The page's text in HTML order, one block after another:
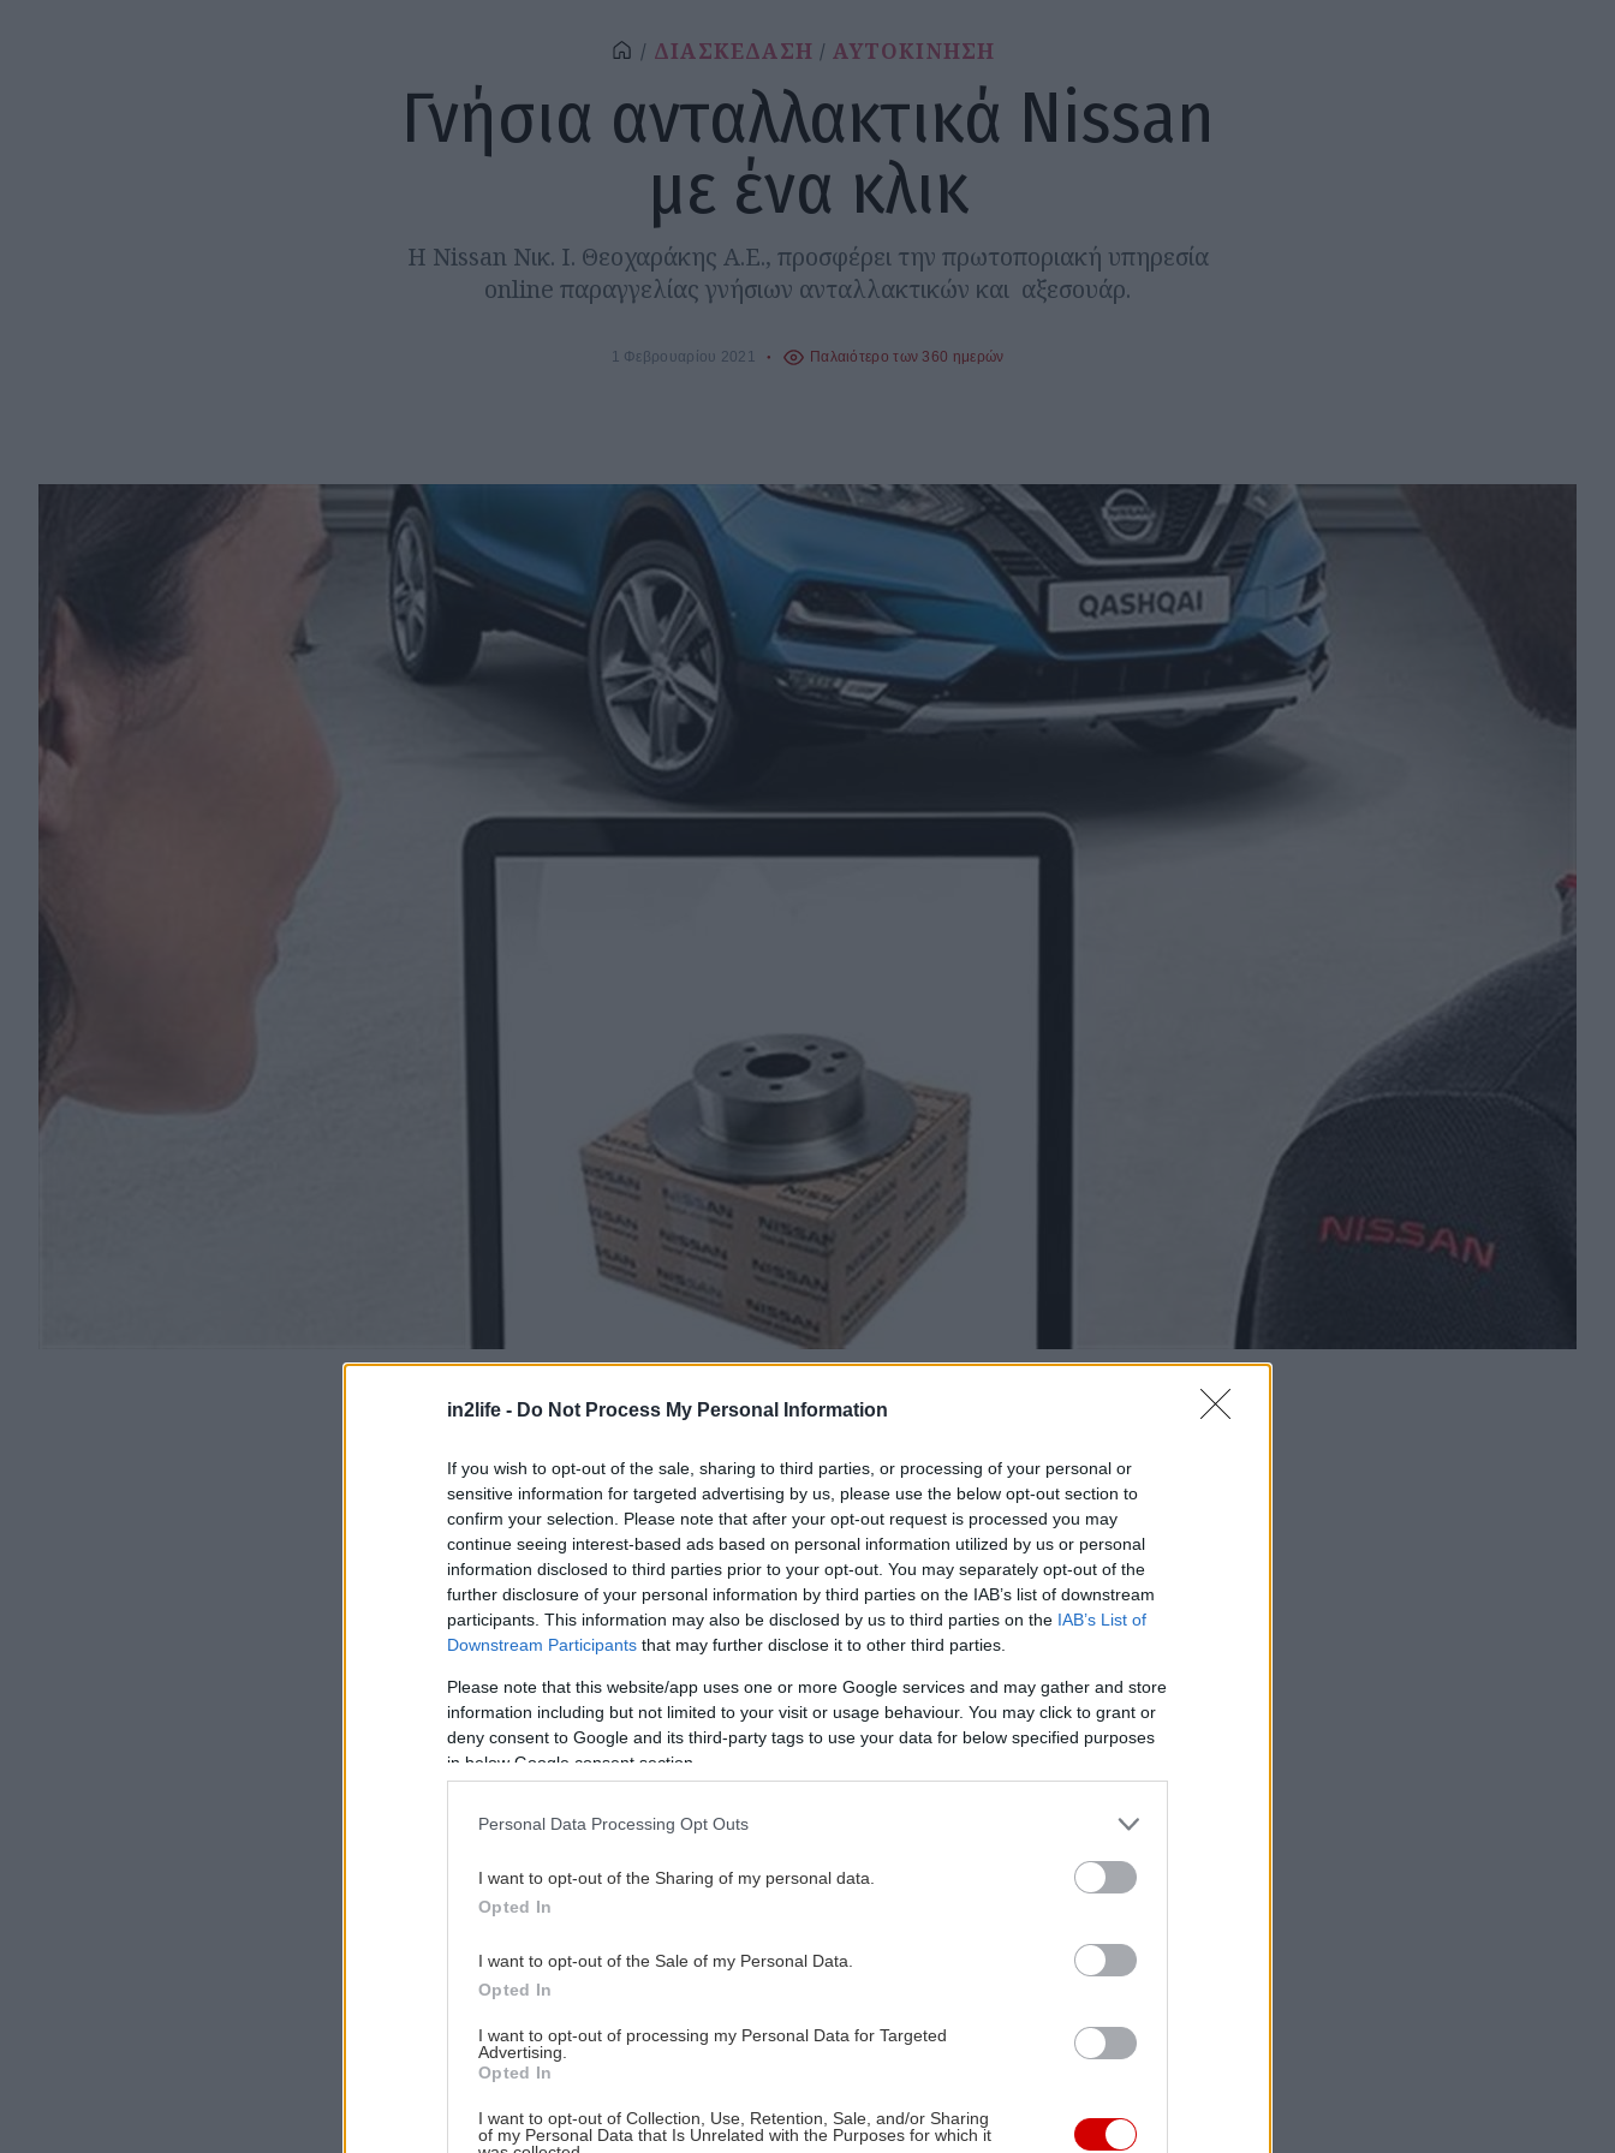
in2life - Do Not Process My Personal Information
If you wish to opt-out of the sale, sharing to third parties, or processing of your personal or
sensitive information for targeted advertising by us, please use the below opt-out section to
confirm your selection. Please note that after your opt-out request is processed you may
continue seeing interest-based ads based on personal information utilized by us or personal
information disclosed to third parties prior to your opt-out. You may separately opt-out of the
further disclosure of your personal information by third parties on the IAB’s list of downstream
participants. This information may also be disclosed by us to third parties on the IAB’s List of
Downstream Participants that may further disclose it to other third parties.
Please note that this website/app uses one or more Google services and may gather and store
information including but not limited to your visit or usage behaviour. You may click to grant or
deny consent to Google and its third-party tags to use your data for below specified purposes
in below Google consent section.
Personal Data Processing Opt Outs
I want to opt-out of the Sharing of my personal data.
Opted In
I want to opt-out of the Sale of my Personal Data.
Opted In
I want to opt-out of processing my Personal Data for Targeted
Advertising.
Opted In
I want to opt-out of Collection, Use, Retention, Sale, and/or Sharing
of my Personal Data that Is Unrelated with the Purposes for which it
ΔΙΑΣΚΕΔΑΣΗ ΑΥΤΟΚΙΝΗΣΗ
Γνήσια ανταλλακτικά Nissan
με ένα κλικ
Η Nissan Νικ. Ι. Θεοχαράκης Α.Ε., προσφέρει την πρωτοποριακή υπηρεσία
online παραγγελίας γνήσιων ανταλλακτικών και αξεσουάρ.
1 Φεβρουαρίου 2021 Παλαιότερο των 360 ημερών